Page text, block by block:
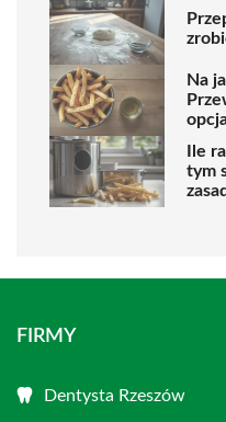
Na
Ile
tym
FIRMY
Dentysta Rzeszów